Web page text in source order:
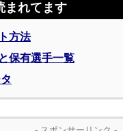
まれてます
方法
保有選手一覧